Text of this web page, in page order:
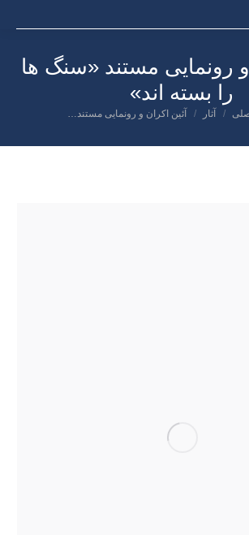
و رونمایی مستند «سنگ ها
را بسته اند»
هستید:آثار آئین اکران و رونمایی مستند…